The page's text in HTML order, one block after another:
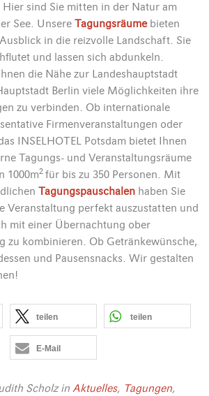
sind Sie mitten in der Natur am
See. Unsere Tagungsräumebieten
in die reizvolle Landschaft. Sie
und lassen sich abdunkeln.
die Nähe zur Landeshauptstadt
Berlin viele Möglichkeiten ihre
zu verbinden. Ob internationale
Firmenveranstaltungen oder
INSELHOTEL Potsdam bietet Ihnen
Tagungs- und Veranstaltungsräume
1000m2 für bis zu 350 Personen. Mit
Tagungspauschalen haben Sie
Veranstaltung perfekt auszustatten und
mit einer Übernachtung ober
zu kombinieren. Ob Getränkewünsche,
und Pausensnacks. Wir gestalten
teilen teilen
E-Mail
Scholzin Aktuelles, Tagungen,